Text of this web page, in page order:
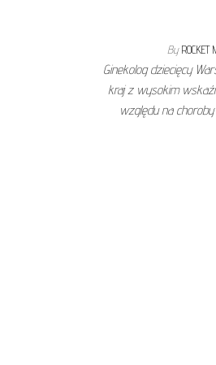
By ROCKET
Ginekolog dziecięcy
kraj z wysokim
względu na